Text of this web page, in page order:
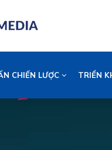
CHIẾN LƯỢC TRIỂN